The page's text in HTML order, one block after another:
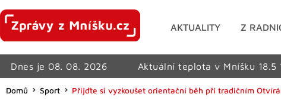
AKTUALITY Z
Dnes je 08. 08. 2026 Aktuální teplota v Mníšku 18.5
Domů Sport Přijďte si vyzkoušet orientační běh při tradičním